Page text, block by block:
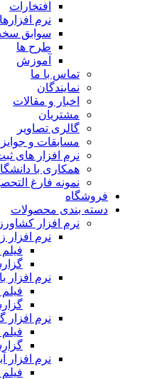
افتخارات
نرم
سوابق
طرح ها
آموزش
تماس با ما
نمایندگان
اخبار و مقالات
مشتریان
گالری تصاویر
مسابقات و جوایز
نرم افزار های
همکاری با
نمونه فارغ
فروشگاه
دسته بندی محصولات
نرم افزار
نرم افزار
نرم افزار
نرم افزار
نرم افزار